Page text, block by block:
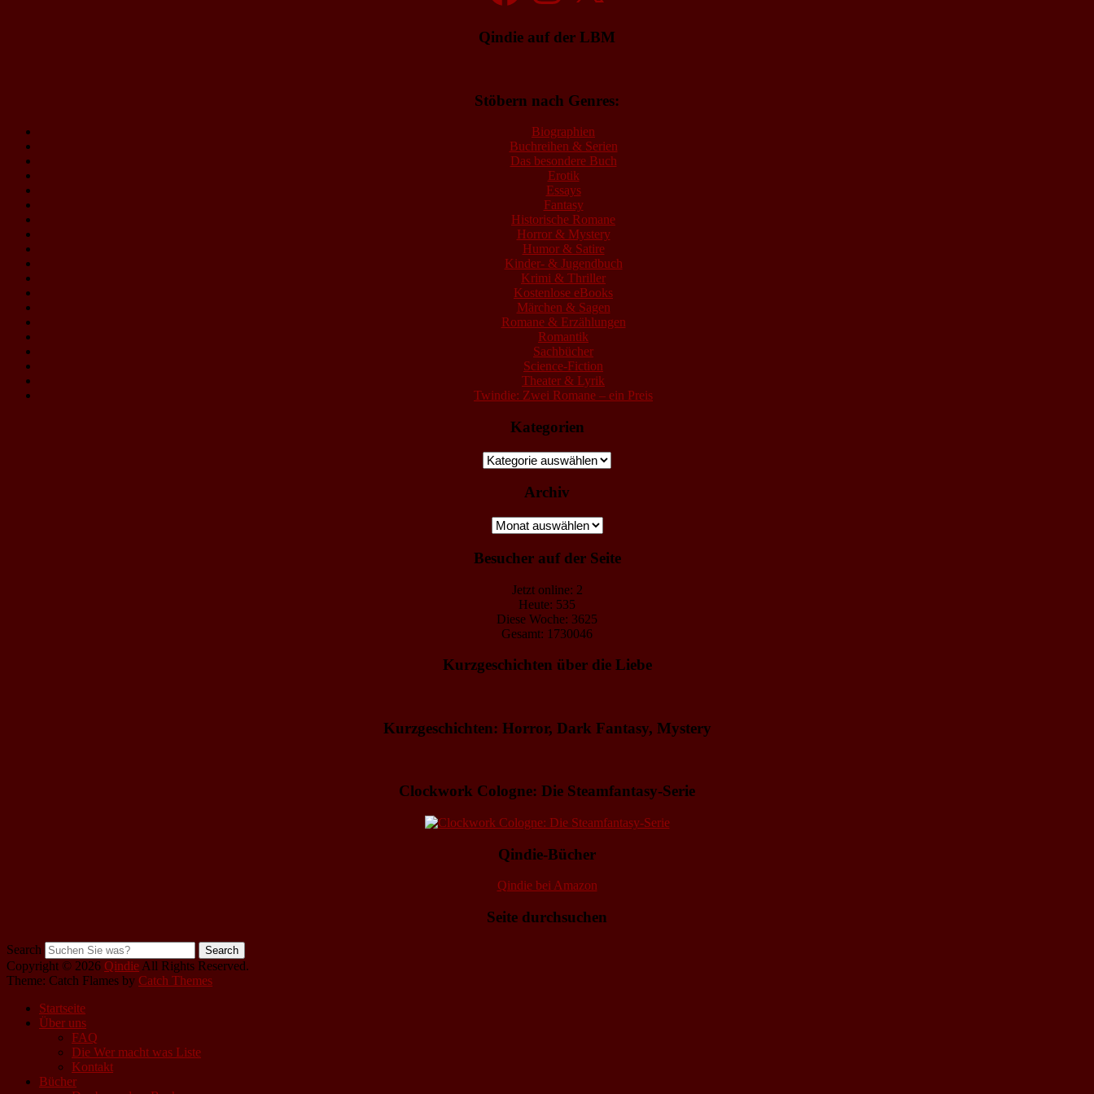
Qindie auf der LBM
Stöbern nach Genres:
Biographien
Buchreihen & Serien
Das besondere Buch
Erotik
Essays
Fantasy
Historische Romane
Horror & Mystery
Humor & Satire
Kinder- & Jugendbuch
Krimi & Thriller
Kostenlose eBooks
Märchen & Sagen
Romane & Erzählungen
Romantik
Sachbücher
Science-Fiction
Theater & Lyrik
Twindie: Zwei Romane – ein Preis
Kategorien
Kategorien
Archiv
Archiv
Besucher auf der Seite
Jetzt online: 2
Heute: 535
Diese Woche: 3625
Gesamt: 1730046
Kurzgeschichten über die Liebe
Kurzgeschichten: Horror, Dark Fantasy, Mystery
Clockwork Cologne: Die Steamfantasy-Serie
Qindie-Bücher
Qindie bei Amazon
Seite durchsuchen
Search
Copyright © 2026 Qindie All Rights Reserved.
Theme: Catch Flames by Catch Themes
Startseite
Über uns
FAQ
Die Wer macht was Liste
Kontakt
Bücher